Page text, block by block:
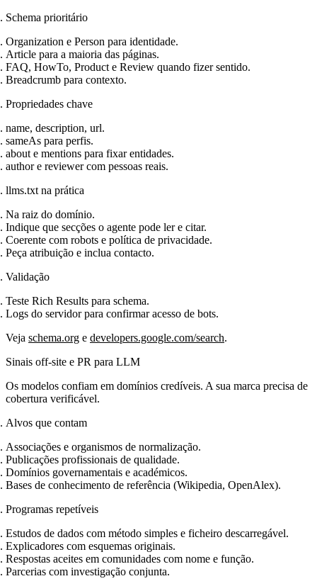
Schema prioritário
Organization e Person para identidade.
Article para a maioria das páginas.
FAQ, HowTo, Product e Review quando fizer sentido.
Breadcrumb para contexto.
Propriedades chave
name, description, url.
sameAs para perfis.
about e mentions para fixar entidades.
author e reviewer com pessoas reais.
llms.txt na prática
Na raiz do domínio.
Indique que secções o agente pode ler e citar.
Coerente com robots e política de privacidade.
Peça atribuição e inclua contacto.
Validação
Teste Rich Results para schema.
Logs do servidor para confirmar acesso de bots.
Veja schema.org e developers.google.com/search.
Sinais off‑site e PR para LLM
Os modelos confiam em domínios credíveis. A sua marca precisa de
cobertura verificável.
Alvos que contam
Associações e organismos de normalização.
Publicações profissionais de qualidade.
Domínios governamentais e académicos.
Bases de conhecimento de referência (Wikipedia, OpenAlex).
Programas repetíveis
Estudos de dados com método simples e ficheiro descarregável.
Explicadores com esquemas originais.
Respostas aceites em comunidades com nome e função.
Parcerias com investigação conjunta.